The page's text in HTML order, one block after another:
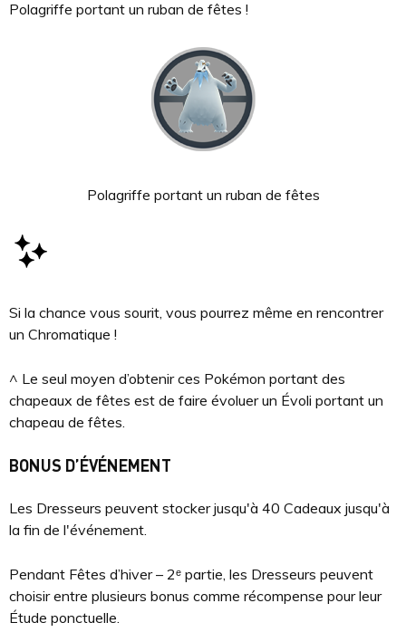
Polagriffe portant un ruban de fêtes !
Polagriffe portant un ruban de fêtes
Si la chance vous sourit, vous pourrez même en rencontrer
un Chromatique !
^ Le seul moyen d’obtenir ces Pokémon portant des
chapeaux de fêtes est de faire évoluer un Évoli portant un
chapeau de fêtes.
BONUS D’ÉVÉNEMENT
Les Dresseurs peuvent stocker jusqu'à 40 Cadeaux jusqu'à
la fin de l'événement.
Pendant Fêtes d’hiver – 2ᵉ partie, les Dresseurs peuvent
choisir entre plusieurs bonus comme récompense pour leur
Étude ponctuelle.